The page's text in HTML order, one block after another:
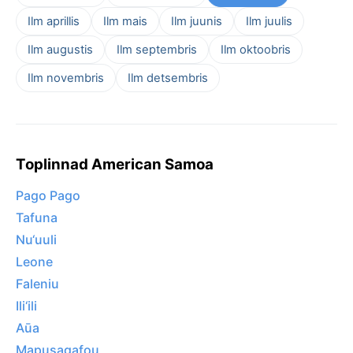
Ilm aprillis Ilm mais Ilm juunis
Ilm juulis
Ilm augustis
Ilm septembris
Ilm oktoobris
Ilm novembris
Ilm detsembris
Toplinnad American Samoa
Pago Pago
Tafuna
Nu‘uuli
Leone
Faleniu
Ili‘ili
Aūa